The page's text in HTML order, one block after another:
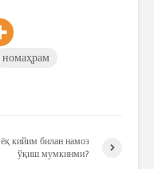
номаҳрам
кийим билан намоз
ўқиш мумкинми?